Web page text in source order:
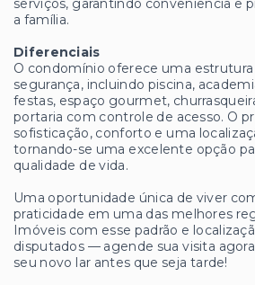
serviços, garantindo conveniência e
a família.
Diferenciais
O condomínio oferece uma
segurança, incluindo piscina,
festas, espaço gourmet,
portaria com controle de acesso. O
sofisticação, conforto e uma
tornando-se uma excelente opção
qualidade de vida.
Uma oportunidade única de viver
praticidade em uma das melhores
Imóveis com esse padrão e
disputados — agende sua visita
seu novo lar antes que seja tarde!